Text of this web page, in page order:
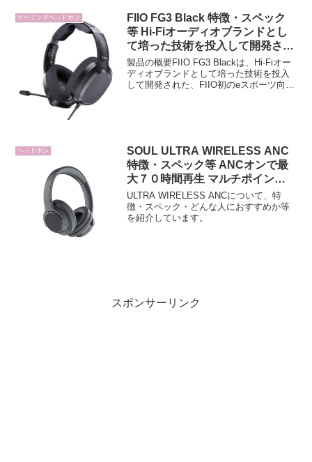
ゲーミングヘッドホン
FIIO FG3 Black 特徴・スペック
等 Hi-Fiオーディオブランドとし
て培った技術を投入して開発され
たブランド初のeスポーツ向けゲ
ーミングヘッドセット
製品の概要FIIO FG3 Blackは、Hi-Fiオー
ディオブランドとして培った技術を投入
して開発された、FIIO初のeスポーツ向け
ヘッドホン
SOUL ULTRA WIRELESS ANC
特徴・スペック等 ANCオンで最
大７０時間再生 マルチポイント
対応 ワイヤレスヘッドホン 有線
可能
ULTRA WIRELESS ANCについて、特
徴・スペック・どんな人におすすめか等
を紹介しています。
スポンサーリンク